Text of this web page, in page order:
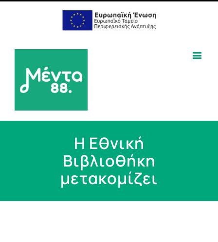
Η Εθνική
Βιβλιοθήκη
μετακομίζει